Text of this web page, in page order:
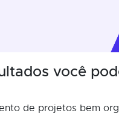
você
de projetos bem